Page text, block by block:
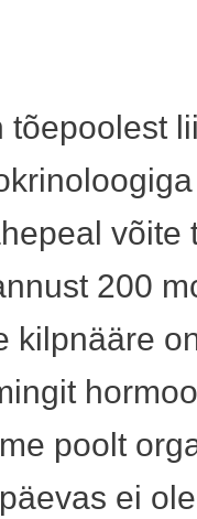
tõepoolest
võite
200
kilpnääre
poolt
ei